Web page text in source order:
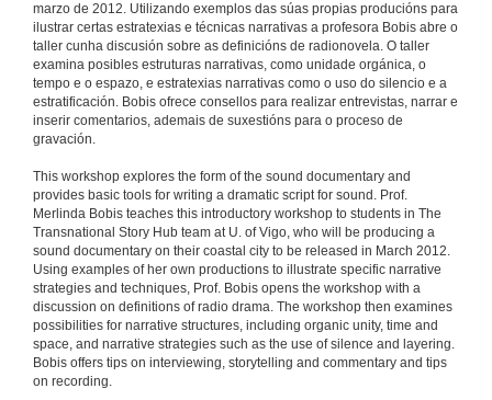
marzo de 2012. Utilizando exemplos das súas propias producións para
ilustrar certas estratexias e técnicas narrativas a profesora Bobis abre o
taller cunha discusión sobre as definicións de radionovela. O taller
examina posibles estruturas narrativas, como unidade orgánica, o
tempo e o espazo, e estratexias narrativas como o uso do silencio e a
estratificación. Bobis ofrece consellos para realizar entrevistas, narrar e
inserir comentarios, ademais de suxestións para o proceso de
gravación.
This workshop explores the form of the sound documentary and
provides basic tools for writing a dramatic script for sound. Prof.
Merlinda Bobis teaches this introductory workshop to students in The
Transnational Story Hub team at U. of Vigo, who will be producing a
sound documentary on their coastal city to be released in March 2012.
Using examples of her own productions to illustrate specific narrative
strategies and techniques, Prof. Bobis opens the workshop with a
discussion on definitions of radio drama. The workshop then examines
possibilities for narrative structures, including organic unity, time and
space, and narrative strategies such as the use of silence and layering.
Bobis offers tips on interviewing, storytelling and commentary and tips
on recording.